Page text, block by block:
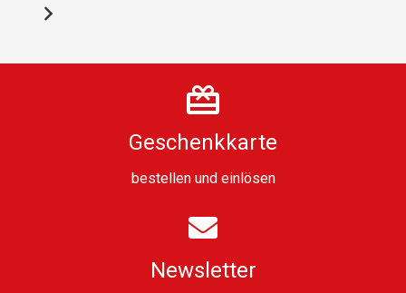
Geschenkkarte
bestellenund einlösen
Newsletter